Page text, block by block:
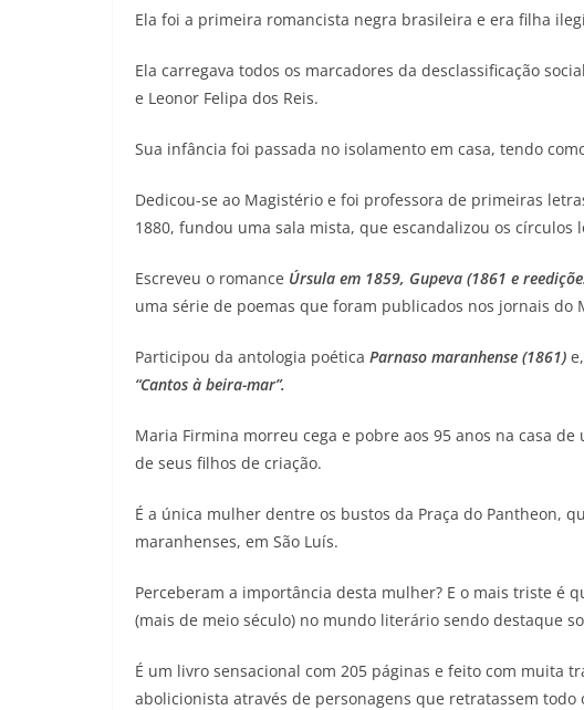
Ela foi a primeira romancista negra brasileira e era filha
Ela carregava todos os marcadores da desclassificação
e Leonor Felipa dos Reis.
Sua infância foi passada no isolamento em casa, tendo
Dedicou-se ao Magistério e foi professora de primeiras
1880, fundou uma sala mista, que escandalizou os círculos
Escreveu o romance Úrsula em 1859, Gupeva (1861 e
uma série de poemas que foram publicados nos jornais do
Participou da antologia poética Parnaso maranhense (1861)
“Cantos à beira-mar”.
Maria Firmina morreu cega e pobre aos 95 anos na casa
de seus filhos de criação.
É a única mulher dentre os bustos da Praça do Pantheon,
maranhenses, em São Luís.
Perceberam a importância desta mulher? E o mais triste é
(mais de meio século) no mundo literário sendo destaque
É um livro sensacional com 205 páginas e feito com muita
abolicionista através de personagens que retratassem todo